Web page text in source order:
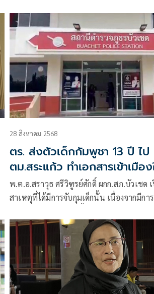
28 สิงหาคม 2568
ตร. ส่งตัวเด็กกัมพูชา 13 ปี ไป
ตม.สระแก้ว ทำเอกสารเข้าเมือ
ต้องจะได้กลับมาเรียนใหม่
พ.ต.อ.สราวุธ ศรีวิฑูรย์ศักดิ์ ผกก.สภ.บัวเชด
สาเหตุที่ได้มีการจับกุมเด็กนั้น เนื่องจากมีกา
ตรวจสอบ หลังจากนั้นเพียง 1 วัน ฝ่ายสืบสวน
กลับมาที่ตนว่าพบตัวแล้ว ซึ่งเป็นผู้หญิง จา
ตรวจสอบเอกสาร แต่ก็ไม่มีเอกสารที่ถูกต้อ
เลย จึงถือว่าบุคคลดังกล่าวเข้ามาในประเท
ชอบโดยกฎหมาย ต่อมาจึงกุมตัวมาที่ สภ.บั